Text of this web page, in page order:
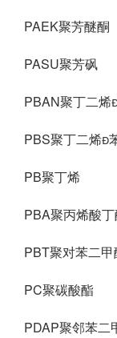
PAEK聚芳醚酮
PASU聚芳砜
PBAN聚丁二烯
PBS聚丁二烯
PB聚丁烯
PBA聚丙烯酸
PBT聚对苯二
PC聚碳酸酯
PDAP聚邻苯二